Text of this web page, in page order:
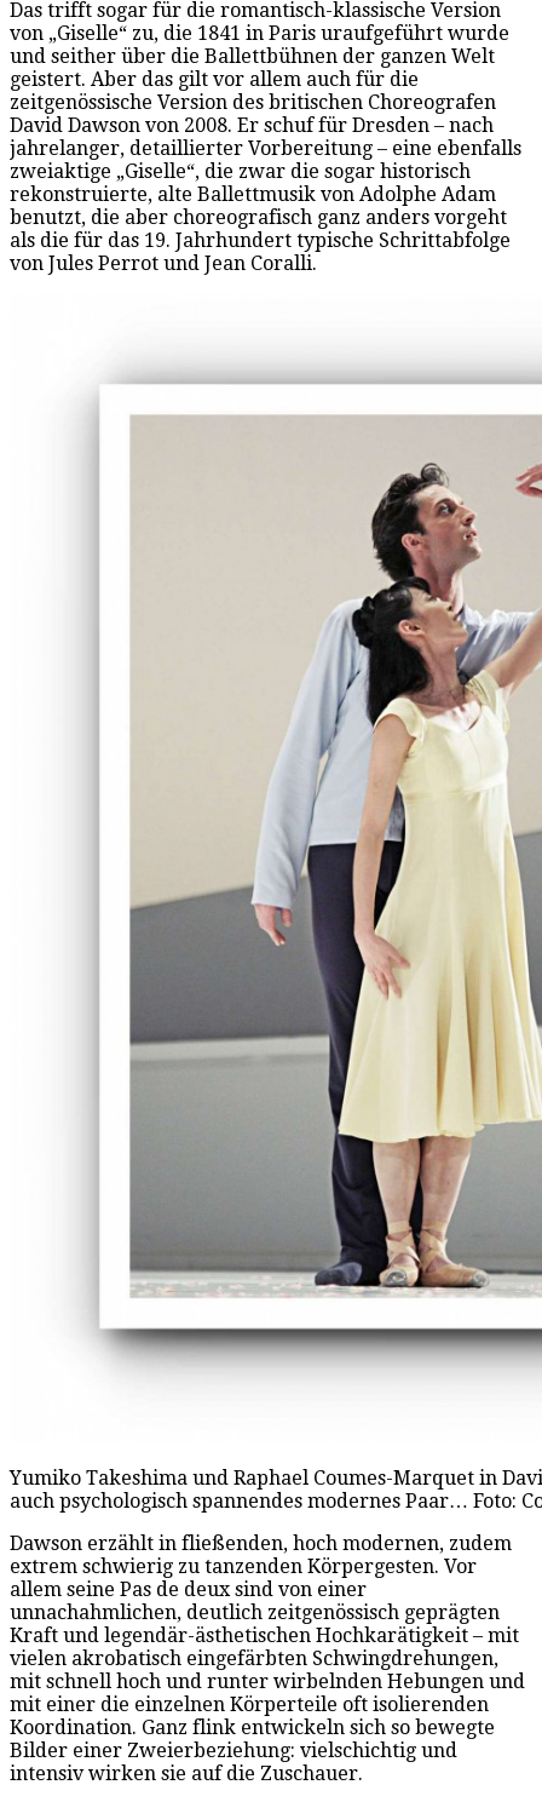
Das trifft sogar für die romantisch-klassische Version
von „Giselle“ zu, die 1841 in Paris uraufgeführt wurde
und seither über die Ballettbühnen der ganzen Welt
geistert. Aber das gilt vor allem auch für die
zeitgenössische Version des britischen Choreografen
David Dawson von 2008. Er schuf für Dresden – nach
jahrelanger, detaillierter Vorbereitung – eine ebenfalls
zweiaktige „Giselle“, die zwar die sogar historisch
rekonstruierte, alte Ballettmusik von Adolphe Adam
benutzt, die aber choreografisch ganz anders vorgeht
als die für das 19. Jahrhundert typische Schrittabfolge
von Jules Perrot und Jean Coralli.
Yumiko Takeshima und Raphael Coumes-Marquet in
auch psychologisch spannendes modernes Paar… Foto:
Dawson erzählt in fließenden, hoch modernen, zudem
extrem schwierig zu tanzenden Körpergesten. Vor
allem seine Pas de deux sind von einer
unnachahmlichen, deutlich zeitgenössisch geprägten
Kraft und legendär-ästhetischen Hochkarätigkeit – mit
vielen akrobatisch eingefärbten Schwingdrehungen,
mit schnell hoch und runter wirbelnden Hebungen und
mit einer die einzelnen Körperteile oft isolierenden
Koordination. Ganz flink entwickeln sich so bewegte
Bilder einer Zweierbeziehung: vielschichtig und
intensiv wirken sie auf die Zuschauer.